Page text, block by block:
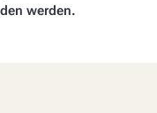
werden.